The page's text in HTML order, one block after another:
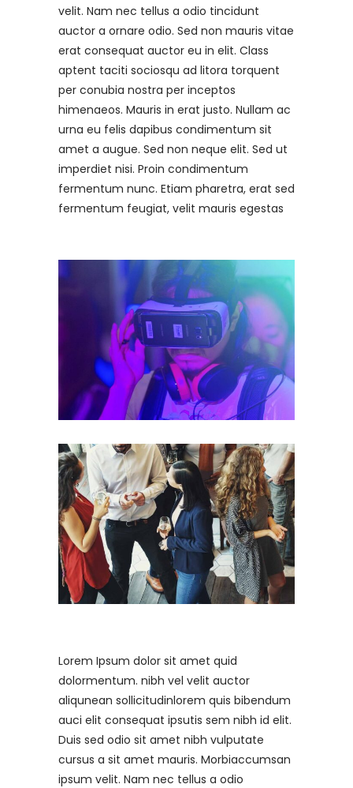
velit. Nam nec tellus a odio tincidunt
auctor a ornare odio. Sed non mauris vitae
erat consequat auctor eu in elit. Class
aptent taciti sociosqu ad litora torquent
per conubia nostra per inceptos
himenaeos. Mauris in erat justo. Nullam ac
urna eu felis dapibus condimentum sit
amet a augue. Sed non neque elit. Sed ut
imperdiet nisi. Proin condimentum
fermentum nunc. Etiam pharetra, erat sed
fermentum feugiat, velit mauris egestas
Lorem Ipsum dolor sit amet quid
dolormentum. nibh vel velit auctor
aliqunean sollicitudinlorem quis bibendum
auci elit consequat ipsutis sem nibh id elit.
Duis sed odio sit amet nibh vulputate
cursus a sit amet mauris. Morbiaccumsan
ipsum velit. Nam nec tellus a odio